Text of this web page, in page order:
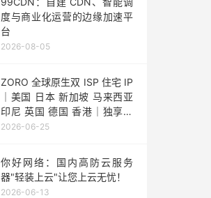
度与商业化运营的边缘加速平
台
2026-08-05
ZORO 全球原生双 ISP 住宅 IP
｜美国 日本 新加坡 马来西亚
印尼 英国 德国 香港｜独享静
态 IPv4
2026-06-25
你好网络：国内高防云服务
器"轻装上云"让您上云无忧！
2026-06-13